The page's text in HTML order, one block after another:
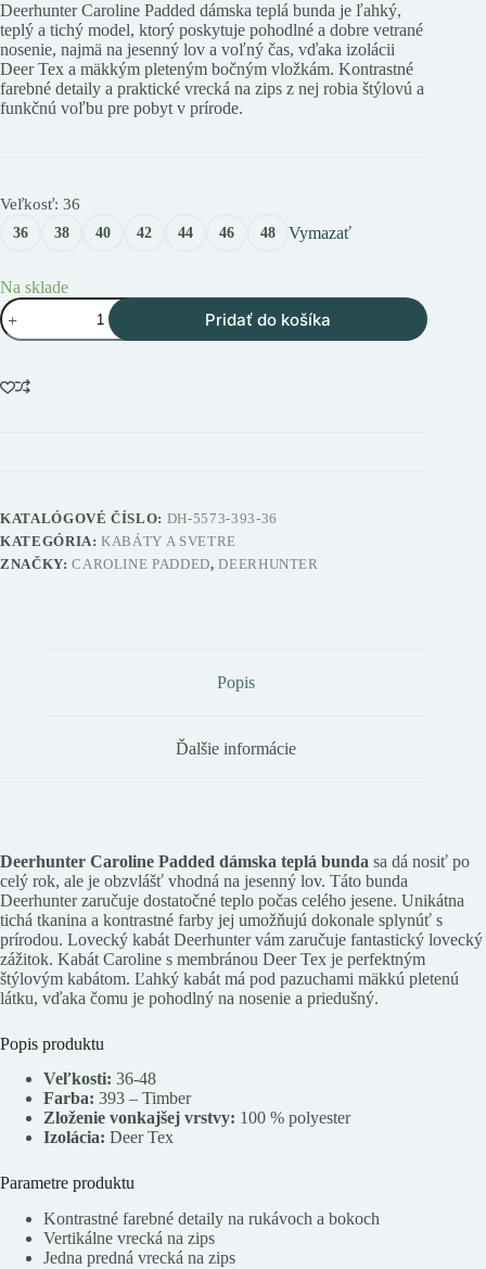
Deerhunter Caroline Padded dámska teplá bunda je ľahký,
teplý a tichý model, ktorý poskytuje pohodlné a dobre vetrané
nosenie, najmä na jesenný lov a voľný čas, vďaka izolácii
Deer Tex a mäkkým pleteným bočným vložkám. Kontrastné
farebné detaily a praktické vrecká na zips z nej robia štýlovú a
funkčnú voľbu pre pobyt v prírode.
Veľkosť: 36
36 38 40 42 44 46 48 Vymazať
Na sklade
množstvo
Deerhunter
Caroline
dámska
teplá
Pridať do košíka
KATALÓGOVÉ ČÍSLO: DH-5573-393-36
KATEGÓRIA:KABÁTY A SVETRE
ZNAČKY:CAROLINE PADDED,DEERHUNTER
Popis
Ďalšie informácie
Deerhunter Caroline Padded dámska teplá bunda sa dá nosiť po
celý rok, ale je obzvlášť vhodná na jesenný lov. Táto bunda
Deerhunter zaručuje dostatočné teplo počas celého jesene. Unikátna
tichá tkanina a kontrastné farby jej umožňujú dokonale splynúť s
prírodou. Lovecký kabát Deerhunter vám zaručuje fantastický lovecký
zážitok. Kabát Caroline s membránou Deer Tex je perfektným
štýlovým kabátom. Ľahký kabát má pod pazuchami mäkkú pletenú
látku, vďaka čomu je pohodlný na nosenie a priedušný.
Popis produktu
Veľkosti: 36-48
Farba: 393 – Timber
Zloženie vonkajšej vrstvy: 100 % polyester
Izolácia: Deer Tex
Parametre produktu
Kontrastné farebné detaily na rukávoch a bokoch
Vertikálne vrecká na zips
Jedna predná vrecká na zips